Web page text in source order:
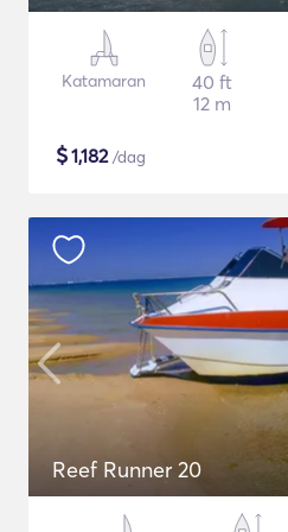
Katamaran
40 ft
12 m
$1,182/dag
Reef Runner 20